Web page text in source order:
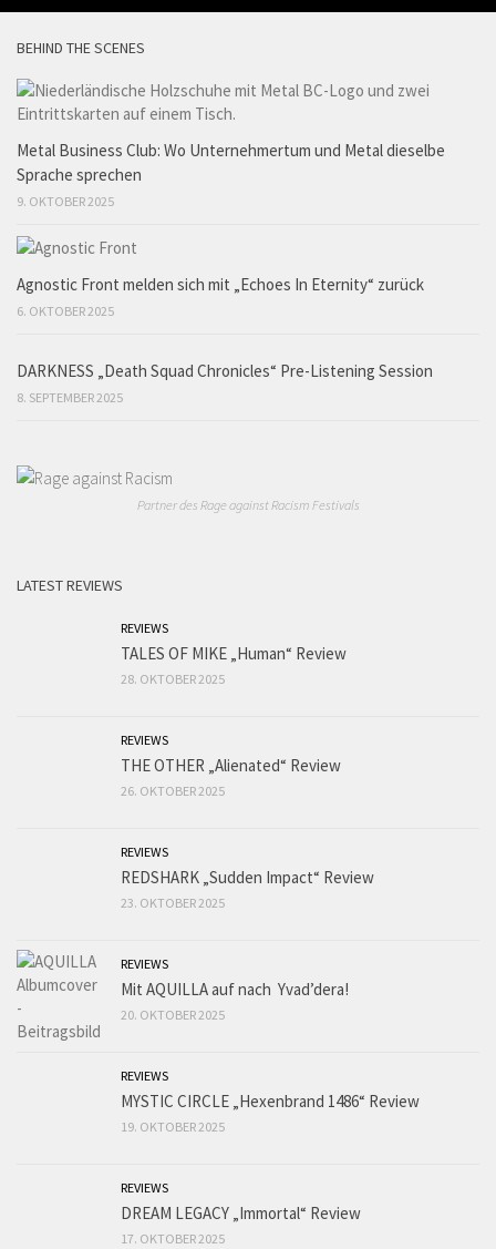
BEHIND THE SCENES
Metal Business Club: Wo Unternehmertum und Metal dieselbe
Sprache sprechen
9. OKTOBER 2025
Agnostic Front melden sich mit „Echoes In Eternity“ zurück
6. OKTOBER 2025
DARKNESS „Death Squad Chronicles“ Pre-Listening Session
8. SEPTEMBER 2025
Partner des Rage against Racism Festivals
LATEST REVIEWS
REVIEWS
TALES OF MIKE „Human“ Review
28. OKTOBER 2025
REVIEWS
THE OTHER „Alienated“ Review
26. OKTOBER 2025
REVIEWS
REDSHARK „Sudden Impact“ Review
23. OKTOBER 2025
REVIEWS
Mit AQUILLA auf nach Yvad’dera!
20. OKTOBER 2025
REVIEWS
MYSTIC CIRCLE „Hexenbrand 1486“ Review
19. OKTOBER 2025
REVIEWS
DREAM LEGACY „Immortal“ Review
17. OKTOBER 2025